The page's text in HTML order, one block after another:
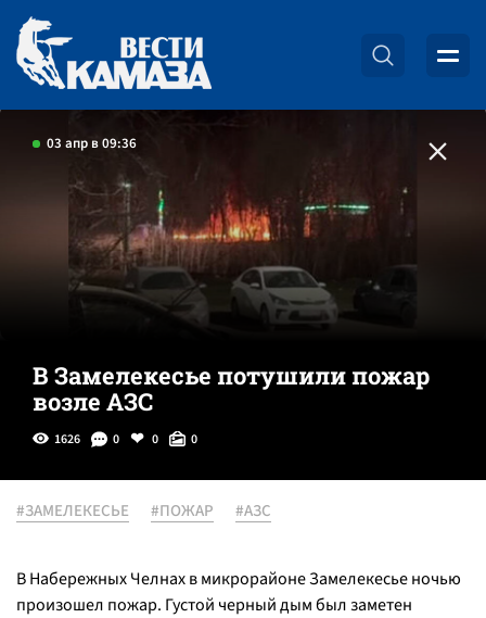
03 апр в 09:36
В Замелекесье потушили пожар
возле АЗС
1626 0 0 0
#ЗАМЕЛЕКЕСЬЕ #ПОЖАР #АЗС
В Набережных Челнах в микрорайоне Замелекесье ночью
произошел пожар. Густой черный дым был заметен